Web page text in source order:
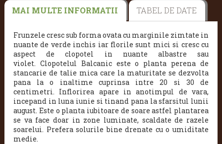
MAI MULTE INFORMATII TABEL DE DATE
Frunzele cresc sub forma ovata cu marginile zimtate in
nuante de verde inchis iar florile sunt mici si cresc cu
aspect de clopotel in nuante albastre sau
violet. Clopotelul Balcanic este o planta perena de
stancarie de talie mica care la maturitate se dezvolta
pana la o inaltime cuprinsa intre 20 si 30 de
centimetri. Inflorirea apare in anotimpul de vara,
incepand in luna iunie si tinand pana la sfarsitul lunii
august. Este o planta iubitoare de soare astfel plantarea
se va face doar in zone luminate, scaldate de razele
soarelui. Prefera solurile bine drenate cu o umiditate
medie.